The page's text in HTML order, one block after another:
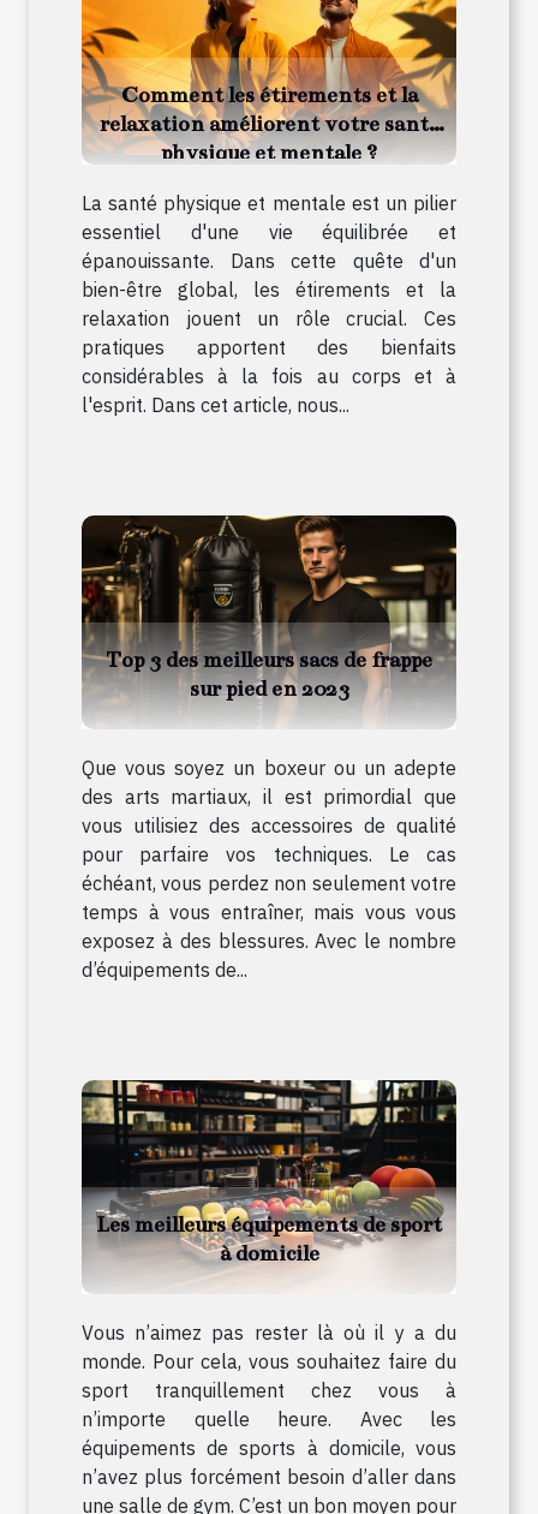
Comment les étirements et la
relaxation améliorent votre santé
physique et mentale ?
La santé physique et mentale est un pilier
essentiel d'une vie équilibrée et
épanouissante. Dans cette quête d'un
bien-être global, les étirements et la
relaxation jouent un rôle crucial. Ces
pratiques apportent des bienfaits
considérables à la fois au corps et à
l'esprit. Dans cet article, nous...
Top 3 des meilleurs sacs de frappe
sur pied en 2023
Que vous soyez un boxeur ou un adepte
des arts martiaux, il est primordial que
vous utilisiez des accessoires de qualité
pour parfaire vos techniques. Le cas
échéant, vous perdez non seulement votre
temps à vous entraîner, mais vous vous
exposez à des blessures. Avec le nombre
d’équipements de...
Les meilleurs équipements de sport
à domicile
Vous n’aimez pas rester là où il y a du
monde. Pour cela, vous souhaitez faire du
sport tranquillement chez vous à
n’importe quelle heure. Avec les
équipements de sports à domicile, vous
n’avez plus forcément besoin d’aller dans
une salle de gym. C’est un bon moyen pour